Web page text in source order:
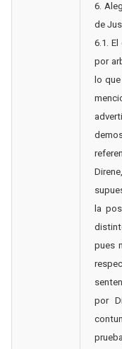
6.
de
6.1.
por
lo
la
pues
por